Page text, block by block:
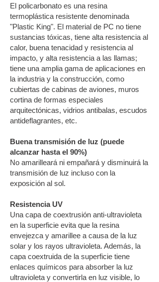
El policarbonato es una resina
termoplástica resistente denominada
"Plastic King". El material de PC no tiene
sustancias tóxicas, tiene alta resistencia al
calor, buena tenacidad y resistencia al
impacto, y alta resistencia a las llamas;
tiene una amplia gama de aplicaciones en
la industria y la construcción, como
cubiertas de cabinas de aviones, muros
cortina de formas especiales
arquitectónicas, vidrios antibalas, escudos
antideflagrantes, etc.
Buena transmisión de luz (puede
alcanzar hasta el 90%)
No amarilleará ni empañará y disminuirá la
transmisión de luz incluso con la
exposición al sol.
Resistencia UV
Una capa de coextrusión anti-ultravioleta
en la superficie evita que la resina
envejezca y amarillee a causa de la luz
solar y los rayos ultravioleta. Además, la
capa coextruida de la superficie tiene
enlaces químicos para absorber la luz
ultravioleta y convertirla en luz visible, lo